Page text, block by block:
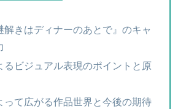
解きはディナーのあとで』のキャ
るビジュアル表現のポイントと原
って広がる作品世界と今後の期待